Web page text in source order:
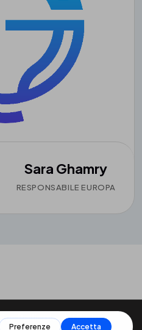
Sara Ghamry
RESPONSABILE EUROPA
Pellicole. All Rights